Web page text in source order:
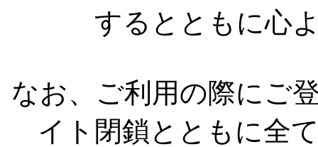
するとともに心
なお、ご利用の際にご
イト閉鎖とともに全